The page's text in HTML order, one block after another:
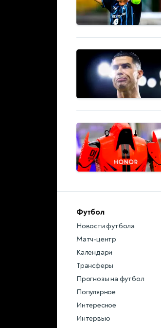
Футбол
Новости футбола
Матч-центр
Календари
Трансферы
Прогнозы на футбол
Популярное
Интересное
Интервью